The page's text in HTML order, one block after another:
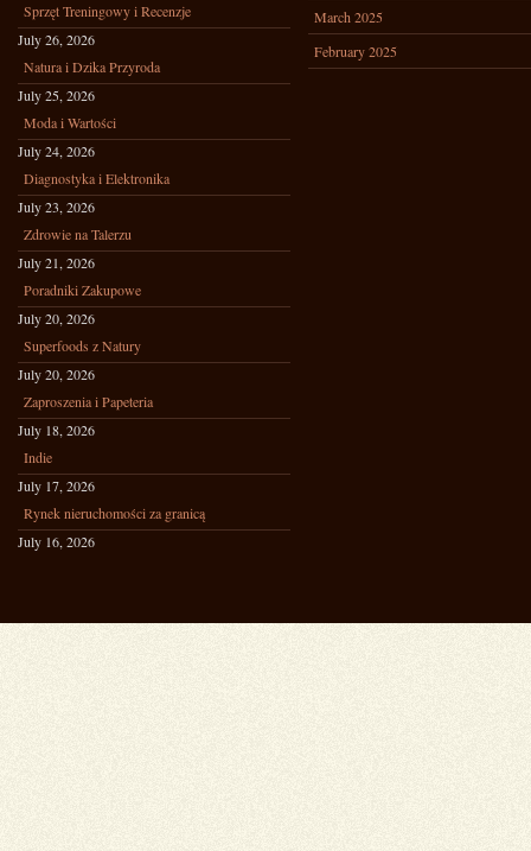
Sprzęt Treningowy i Recenzje
July 26, 2026
Natura i Dzika Przyroda
July 25, 2026
Moda i Wartości
July 24, 2026
Diagnostyka i Elektronika
July 23, 2026
Zdrowie na Talerzu
July 21, 2026
Poradniki Zakupowe
July 20, 2026
Superfoods z Natury
July 20, 2026
Zaproszenia i Papeteria
July 18, 2026
Indie
July 17, 2026
Rynek nieruchomości za granicą
July 16, 2026
March 2025
February 2025